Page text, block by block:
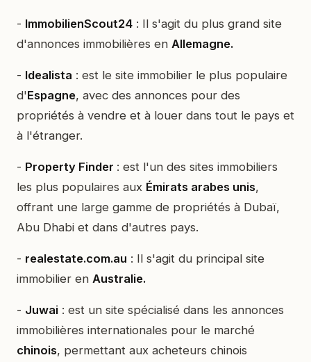
- ImmobilienScout24 : Il s'agit du plus grand site
d'annonces immobilières en Allemagne.
- Idealista : est le site immobilier le plus populaire
d'Espagne, avec des annonces pour des
propriétés à vendre et à louer dans tout le pays et
à l'étranger.
- Property Finder : est l'un des sites immobiliers
les plus populaires aux Émirats arabes unis,
offrant une large gamme de propriétés à Dubaï,
Abu Dhabi et dans d'autres pays.
- realestate.com.au : Il s'agit du principal site
immobilier en Australie.
- Juwai : est un site spécialisé dans les annonces
immobilières internationales pour le marché
chinois, permettant aux acheteurs chinois